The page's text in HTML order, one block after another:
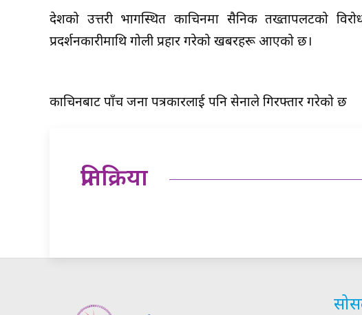
देशको उत्तरी भागस्थित काचिनमा सैनिक तख्तापलटको
प्रदर्शनकारीमाथि गोली प्रहार गरेको खबरहरू आएको छ।
काचिनबाट पाँच जना पत्रकारलाई पनि सेनाले गिरफ्तार गरेको छ
प्रतिक्रिया